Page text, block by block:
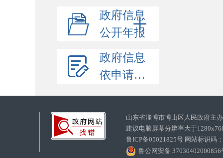
政府信息
公开年报
政府信息
依申请公开
山东省淄博市博山区人民政府
建议电脑屏幕分辨率大于
鲁ICP备05021825号 网站标识码
鲁公网安备 37030402000856